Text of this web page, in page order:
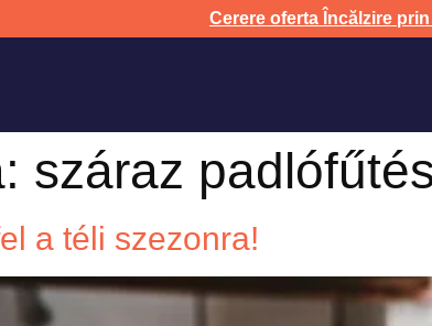
Cerere oferta Încălzire
száraz
a téli szezonra!